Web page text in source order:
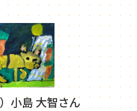
小島 大智さん